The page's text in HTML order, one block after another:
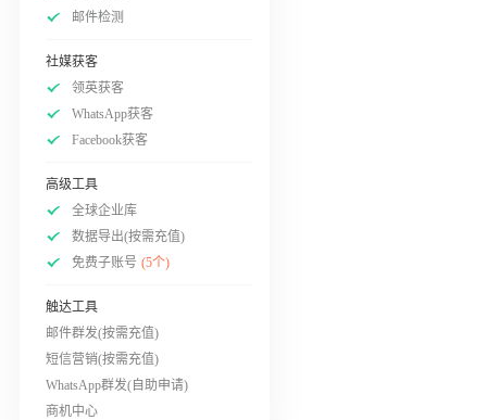
邮件检测
社媒获客
领英获客
WhatsApp获客
Facebook获客
高级工具
全球企业库
数据导出(按需充值)
免费子账号 (5个)
触达工具
邮件群发(按需充值)
短信营销(按需充值)
WhatsApp群发(自助申请)
商机中心